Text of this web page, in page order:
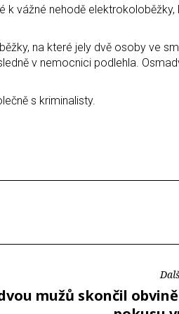
k vážné nehodě elektrokoloběžky,
na které jely dvě osoby ve
v nemocnici podlehla.
s kriminalisty.
mužů skončil